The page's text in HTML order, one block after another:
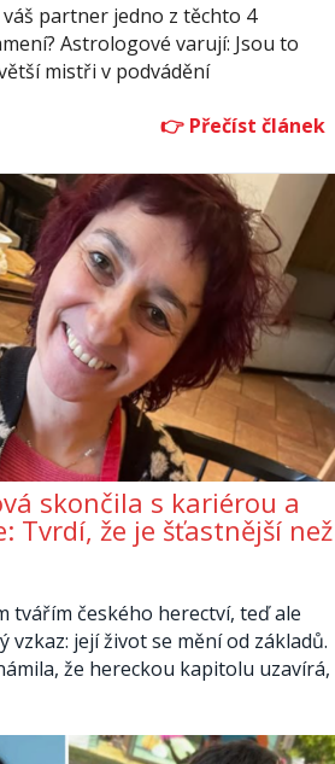
váš partner jedno z těchto 4
Astrologové varují: Jsou to
mistři v podvádění
skončila s kariérou a
Tvrdí, že je šťastnější než
tvářím českého herectví, teď ale
vzkaz: její život se mění od základů.
že hereckou kapitolu uzavírá,